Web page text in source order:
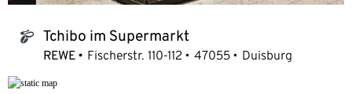
tchibo_logo Tchibo im Supermarkt
REWE Fischerstr. 110-112 47055 Duisburg